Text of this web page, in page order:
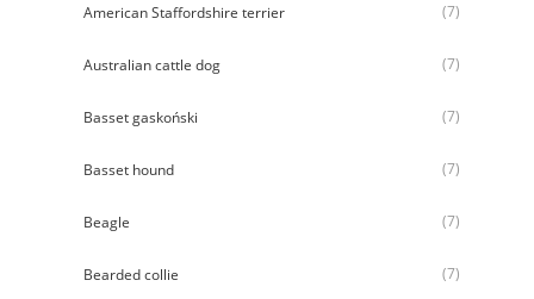
American Staffordshire terrier (7)
Australian cattle dog (7)
Basset gaskoński (7)
Basset hound (7)
Beagle (7)
Bearded collie (7)